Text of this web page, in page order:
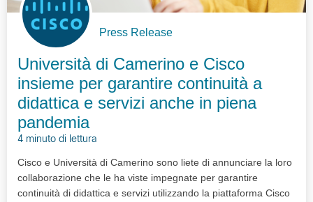
Press Release
Università di Camerino e Cisco
insieme per garantire continuità a
didattica e servizi anche in piena
pandemia
4 minuto di lettura
Cisco e Università di Camerino sono liete di annunciare la loro
collaborazione che le ha viste impegnate per garantire
continuità di didattica e servizi utilizzando la piattaforma Cisco